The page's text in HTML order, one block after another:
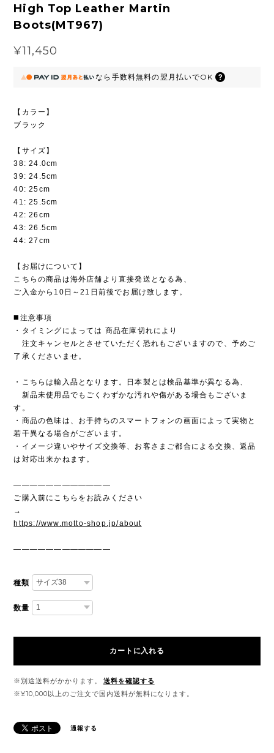
High Top Leather Martin
Boots(MT967)
¥11,450
なら 手数料無料の翌月払いでOK
【カラー】
ブラック
【サイズ】
38: 24.0cm
39: 24.5cm
40: 25cm
41: 25.5cm
42: 26cm
43: 26.5cm
44: 27cm
【お届けについて】
こちらの商品は海外店舗より直接発送となる為、
ご入金から10日～21日前後でお届け致します。
◼️注意事項
・タイミングによっては 商品在庫切れにより
注文キャンセルとさせていただく恐れもございますので、予めご
了承くださいませ。
・こちらは輸入品となります。日本製とは検品基準が異なる為、
新品未使用品でもごくわずかな汚れや傷がある場合もございま
す。
・商品の色味は、お手持ちのスマートフォンの画面によって実物と
若干異なる場合がございます。
・イメージ違いやサイズ交換等、お客さまご都合による交換、返品
は対応出来かねます。
————————————
ご購入前にこちらをお読みください
→
https://www.motto-shop.jp/about
————————————
種類
数量
カートに入れる
※別途送料がかかります。
送料を確認する
※¥10,000以上のご注文で国内送料が無料になります。
通報する